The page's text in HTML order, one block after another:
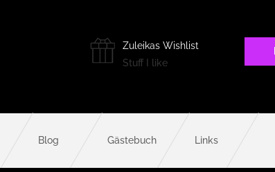
Zuleikas Wishlist
Stuff I like
Blog Gästebuch Links